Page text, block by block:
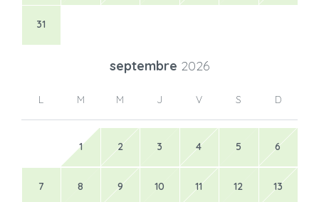
31
septembre 2026
L M M J V S D
1 2 3 4 5 6
7 8 9 10 11 12 13